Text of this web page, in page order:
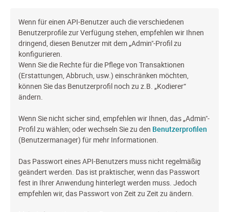
Wenn für einen API-Benutzer auch die verschiedenen
Benutzerprofile zur Verfügung stehen, empfehlen wir Ihnen
dringend, diesen Benutzer mit dem „Admin"-Profil zu
konfigurieren.
Wenn Sie die Rechte für die Pflege von Transaktionen
(Erstattungen, Abbruch, usw.) einschränken möchten,
können Sie das Benutzerprofil noch zu z.B. „Kodierer“
ändern.
Wenn Sie nicht sicher sind, empfehlen wir Ihnen, das „Admin"-
Profil zu wählen; oder wechseln Sie zu den Benutzerprofilen
(Benutzermanager) für mehr Informationen.
Das Passwort eines API-Benutzers muss nicht regelmäßig
geändert werden. Das ist praktischer, wenn das Passwort
fest in Ihrer Anwendung hinterlegt werden muss. Jedoch
empfehlen wir, das Passwort von Zeit zu Zeit zu ändern.